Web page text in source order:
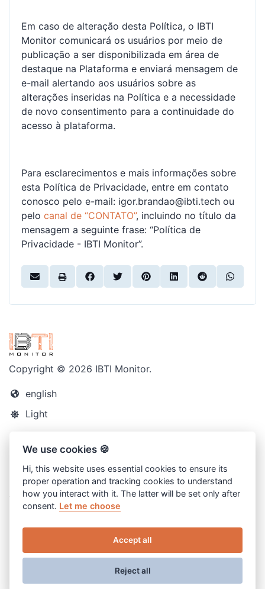
Em caso de alteração desta Política, o IBTI
Monitor comunicará os usuários por meio de
publicação a ser disponibilizada em área de
destaque na Plataforma e enviará mensagem de
e-mail alertando aos usuários sobre as
alterações inseridas na Política e a necessidade
de novo consentimento para a continuidade do
acesso à plataforma.
Para esclarecimentos e mais informações sobre
esta Política de Privacidade, entre em contato
conosco pelo e-mail: igor.brandao@ibti.tech ou
pelo canal de “CONTATO”, incluindo no título da
mensagem a seguinte frase: “Política de
Privacidade - IBTI Monitor”.
Copyright © 2026 IBTI Monitor.
english
Light
Blog
Cookies
Termo de Uso
We use cookies 🍪
Hi, this website uses essential cookies to ensure its
proper operation and tracking cookies to understand
how you interact with it. The latter will be set only after
consent. Let me choose
Accept all
Reject all